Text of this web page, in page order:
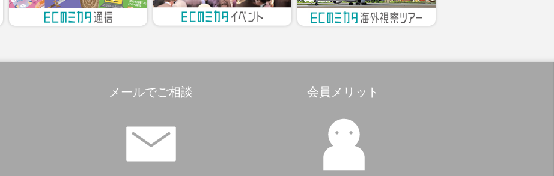
メールでご相談 会員メリット